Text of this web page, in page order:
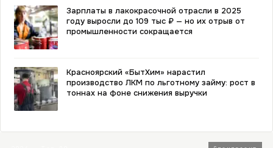
Зарплаты в лакокрасочной отрасли в 2025
году выросли до 109 тыс ₽ — но их отрыв от
промышленности сокращается
Красноярский «БытХим» нарастил
производство ЛКМ по льготному займу: рост в
тоннах на фоне снижения выручки